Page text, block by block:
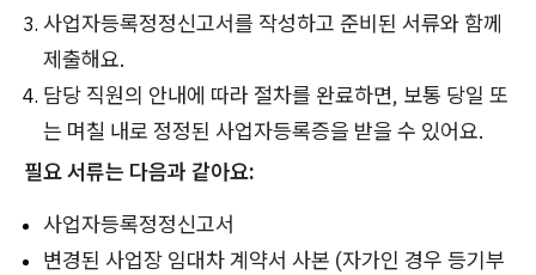
사업자등록정정신고서를 작성하고 준비된 서류와 함께
제출해요.
담당 직원의 안내에 따라 절차를 완료하면, 보통 당일 또
는 며칠 내로 정정된 사업자등록증을 받을 수 있어요.
필요 서류는 다음과 같아요:
사업자등록정정신고서
변경된 사업장 임대차 계약서 사본 (자가인 경우 등기부